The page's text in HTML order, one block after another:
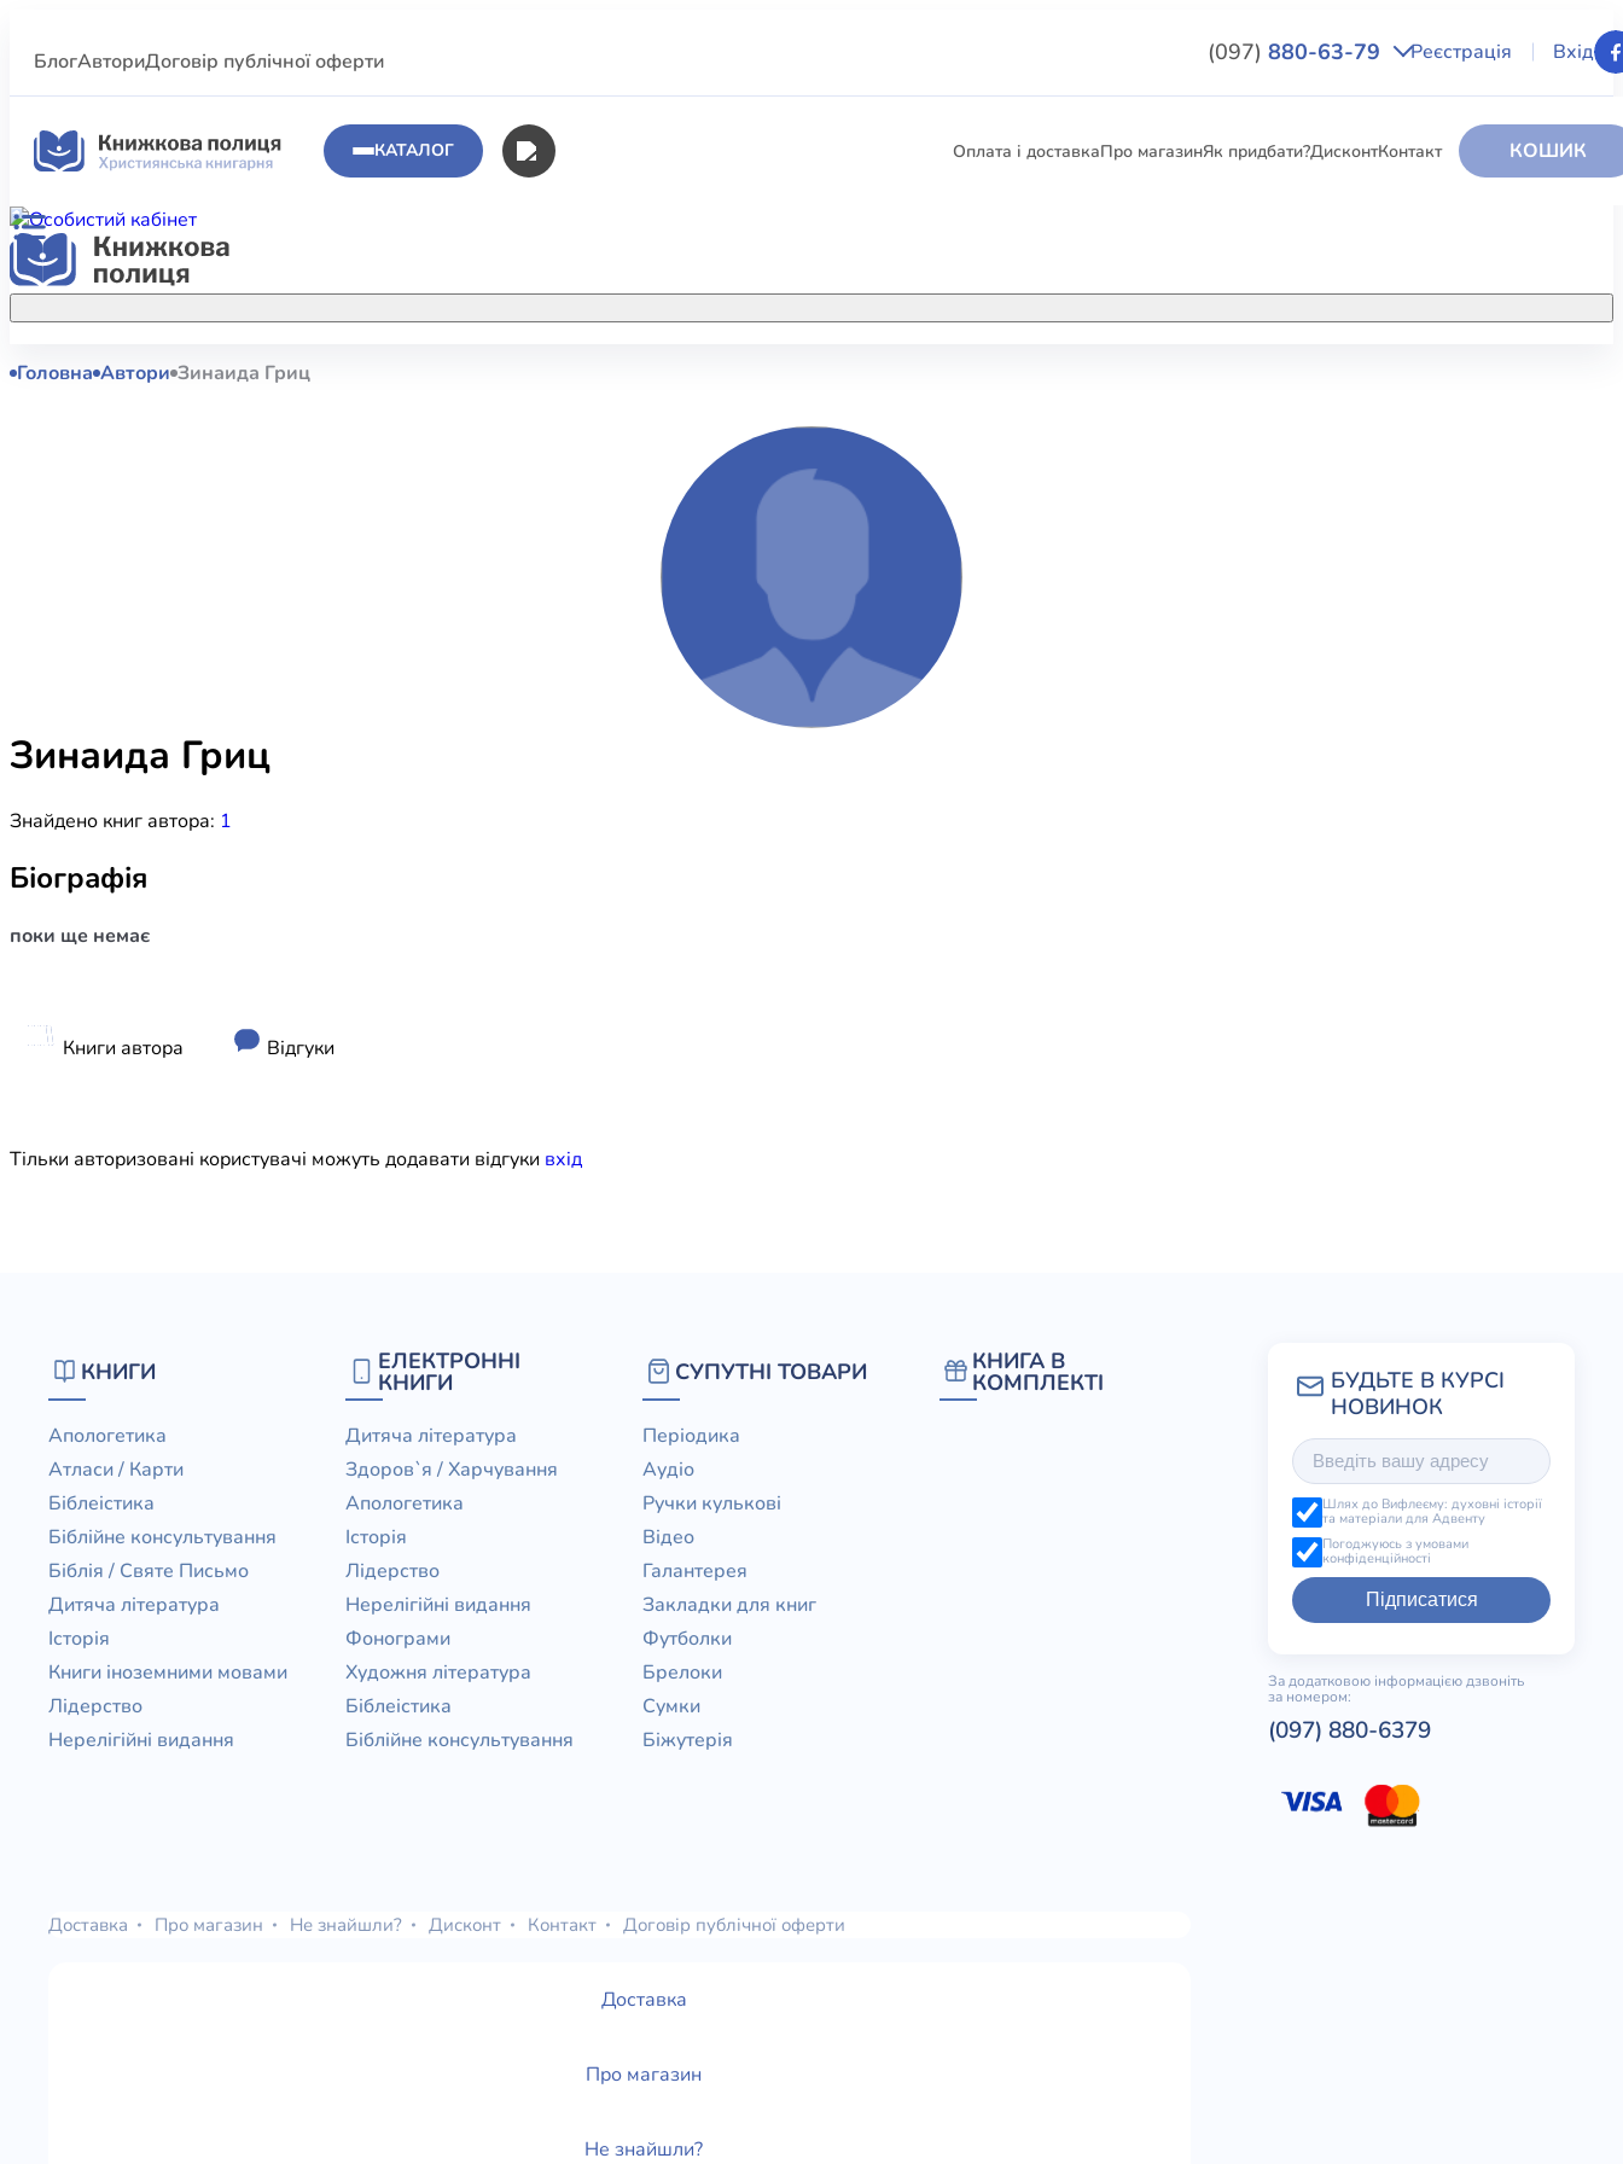
БлогАвториДоговір публічної оферти (097) 880-63-79 Реєстрація Вхід
КАТАЛОГ Оплата і доставкаПро магазинЯк придбати?ДисконтКонтакт КОШИК
Акційні пропозиції
КНИГИ
Біблійне консультування
Художня література
ЕЛЕКТРОННІ КНИГИ
КНИГА В КОМПЛЕКТІ
Головна Автори Зинаида Гриц
Зинаида Гриц
Знайдено книг автора: 1
Біографія
поки ще немає
Книги автора Відгуки
Тільки авторизовані користувачі можуть додавати відгуки вхiд
КНИГИ
Апологетика
Атласи / Карти
Біблеістика
Біблійне консультування
Біблія / Святе Письмо
Дитяча література
Історія
Книги іноземними мовами
Лідерство
Нерелігійні видання
ЕЛЕКТРОННІ
КНИГИ
Дитяча література
Здоров`я / Харчування
Апологетика
Історія
Лідерство
Нерелігійні видання
Фонограми
Художня література
Біблеістика
Біблійне консультування
СУПУТНІ ТОВАРИ
Періодика
Аудіо
Ручки кулькові
Відео
Галантерея
Закладки для книг
Футболки
Брелоки
Сумки
Біжутерія
КНИГА В
КОМПЛЕКТІ
Шлях до Вифлеєму: духовні історії
та матеріали для Адвенту
Погоджуюсь з умовами
конфіденційності
Підписатися
За додатковою інформацією дзвоніть
за номером:
(097) 880-6379
Доставка Про магазин Не знайшли? Дисконт Контакт Договір публічної оферти
Доставка
Про магазин
Не знайшли?